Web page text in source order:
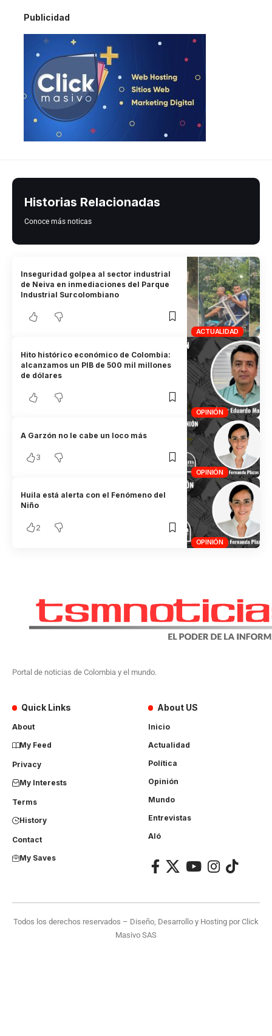
Publicidad
Historias Relacionadas
Conoce más noticas
ACTUALIDAD
Inseguridad golpea al sector industrial
de Neiva en inmediaciones del Parque
Industrial Surcolombiano
OPINIÓN
Hito histórico económico de Colombia:
alcanzamos un PIB de 500 mil millones
de dólares
OPINIÓN
A Garzón no le cabe un loco más
3
OPINIÓN
Huila está alerta con el Fenómeno del
Niño
2
Portal de noticias de Colombia y el mundo.
Quick Links
About
My Feed
Privacy
My Interests
Terms
History
Contact
My Saves
About US
Inicio
Actualidad
Política
Opinión
Mundo
Entrevistas
Aló
Todos los derechos reservados – Diseño, Desarrollo y Hosting porClick
Masivo SAS